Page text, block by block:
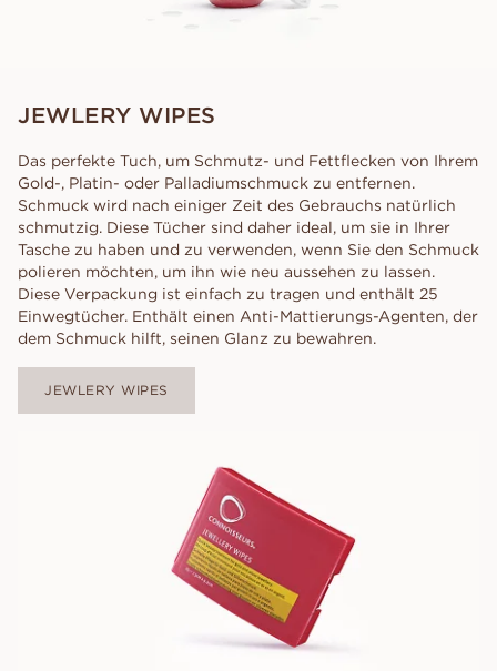
JEWLERY WIPES
Das perfekte Tuch, um Schmutz- und Fettflecken von Ihrem
Gold-, Platin- oder Palladiumschmuck zu entfernen.
Schmuck wird nach einiger Zeit des Gebrauchs natürlich
schmutzig. Diese Tücher sind daher ideal, um sie in Ihrer
Tasche zu haben und zu verwenden, wenn Sie den Schmuck
polieren möchten, um ihn wie neu aussehen zu lassen.
Diese Verpackung ist einfach zu tragen und enthält 25
Einwegtücher. Enthält einen Anti-Mattierungs-Agenten, der
dem Schmuck hilft, seinen Glanz zu bewahren.
JEWLERY WIPES